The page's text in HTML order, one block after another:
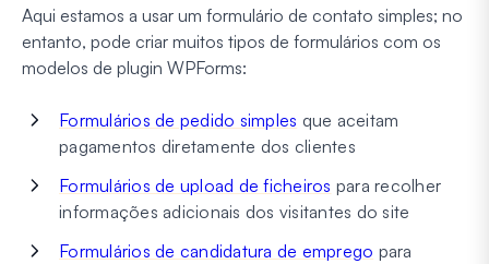
Aqui estamos a usar um formulário de contato simples; no
entanto, pode criar muitos tipos de formulários com os
modelos de plugin WPForms:
Formulários de pedido simples que aceitam
pagamentos diretamente dos clientes
Formulários de upload de ficheiros para recolher
informações adicionais dos visitantes do site
Formulários de candidatura de emprego para